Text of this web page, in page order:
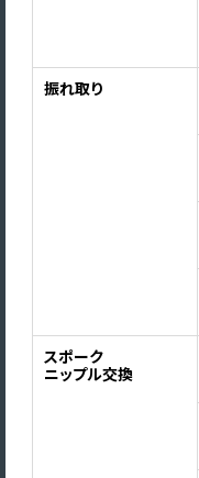
振れ取り
スポーク
ニップル交換